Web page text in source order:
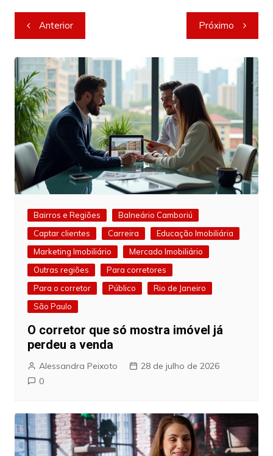
Navegação
de
Post
Anterior Próximo
Bairros e Regiões
Balneário Camboriú
Captar clientes
Carreira
Educação Imobiliária
Marketing Imobiliário
Mercado Imobiliário
Outras regiões
Para corretores
Para o corretor
Público
Rio de Janeiro
São Paulo
O corretor que só mostra imóvel já
perdeu a venda
Alessandra Peixoto
28 de julho de 2026
0